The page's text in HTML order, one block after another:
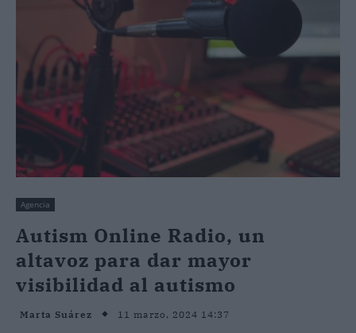
Agencia
Autism Online Radio, un
altavoz para dar mayor
visibilidad al autismo
Marta Suárez 11 marzo, 2024 14:37